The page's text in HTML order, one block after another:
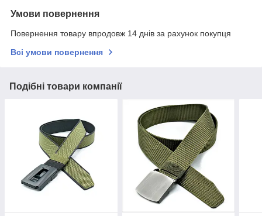
Умови повернення
Повернення товару впродовж 14 днів за рахунок покупця
Всі умови повернення
Подібні товари компанії